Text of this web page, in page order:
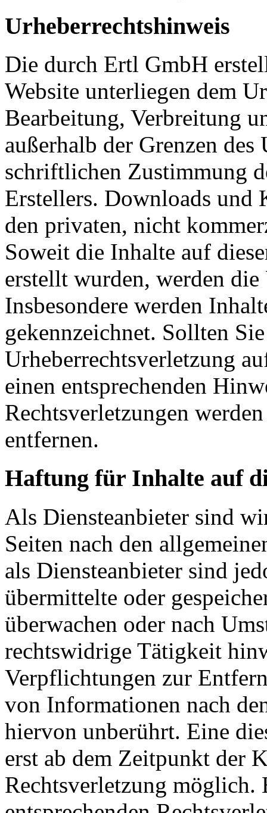
Urheberrechtshinweis
Die durch Ertl GmbH
Website unterliegen dem
Bearbeitung, Verbreitung
außerhalb der Grenzen
schriftlichen Zustimmung
Erstellers. Downloads und
den privaten, nicht
Soweit die Inhalte auf
erstellt wurden, werden
Insbesondere werden
gekennzeichnet. Sollten
Urheberrechtsverletzung
einen entsprechenden
Rechtsverletzungen
entfernen.
Haftung für Inhalte auf
Als Diensteanbieter sind
Seiten nach den
als Diensteanbieter sind
übermittelte oder
überwachen oder nach
rechtswidrige Tätigkeit
Verpflichtungen zur
von Informationen nach
hiervon unberührt. Eine
erst ab dem Zeitpunkt der
Rechtsverletzung möglich.